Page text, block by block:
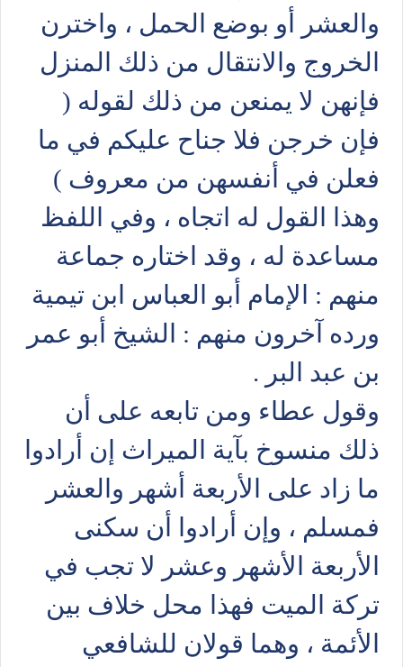
والعشر أو بوضع الحمل ، واخترن
الخروج والانتقال من ذلك المنزل
فإنهن لا يمنعن من ذلك لقوله (
فإن خرجن فلا جناح عليكم في ما
فعلن في أنفسهن من معروف )
وهذا القول له اتجاه ، وفي اللفظ
مساعدة له ، وقد اختاره جماعة
منهم : الإمام أبو العباس ابن تيمية
ورده آخرون منهم : الشيخ أبو عمر
بن عبد البر .
وقول عطاء ومن تابعه على أن
ذلك منسوخ بآية الميراث إن أرادوا
ما زاد على الأربعة أشهر والعشر
فمسلم ، وإن أرادوا أن سكنى
الأربعة الأشهر وعشر لا تجب في
تركة الميت فهذا محل خلاف بين
الأئمة ، وهما قولان للشافعي